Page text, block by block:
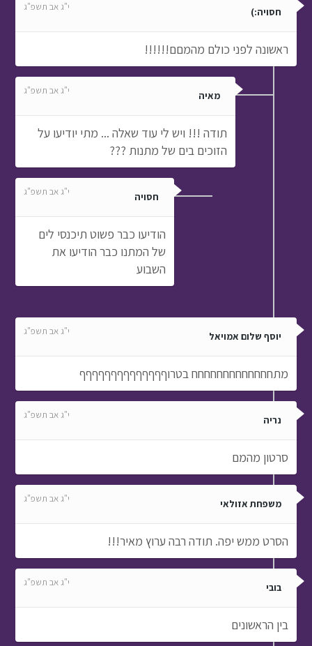
חסויה:) י"ג אב תשפ"ג
ראשונה לפני כולם מהמםם!!!!!!
מאיה י"ג אב תשפ"ג
תודה !!! ויש לי עוד שאלה ... מתי יודיעו על
הזוכים בים של מתנות ???
חסויה י"ג אב תשפ"ג
הודיעו כבר פשוט תיכנסי לים
של המתנו כבר הודיעו את
השבוע
יוסף שלום אמויאל י"ג אב תשפ"ג
מתחחחחחחחחחחחחח בטרוףףףףףףףףףףףףףף
נריה י"ג אב תשפ"ג
סרטון מהמם
משפחת אזולאי י"ג אב תשפ"ג
הסרט ממש יפה. תודה רבה ערוץ מאיר!!!
בובי י"ג אב תשפ"ג
בין הראשונים